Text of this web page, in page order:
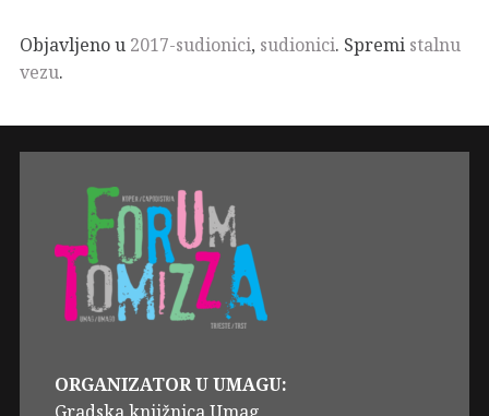
Objavljeno u 2017-sudionici, sudionici. Spremi stalnu
vezu.
ORGANIZATOR U UMAGU:
Gradska knjižnica Umag